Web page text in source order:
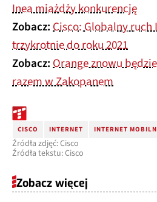
Inea miażdży konkurencję
Zobacz:Cisco: Globalny ruch
trzykrotnie do roku 2021
Zobacz:Orange znowu
razem w Zakopanem
CISCO INTERNET INTERNET
Źródła zdjęć: Cisco
Źródła tekstu: Cisco
Zobacz więcej